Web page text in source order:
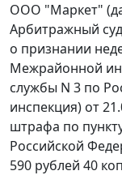
ООО "Маркет"
Арбитражный
о признании
Межрайонной
службы N 3 по
инспекция) от
штрафа по
Российской
590 рублей 40